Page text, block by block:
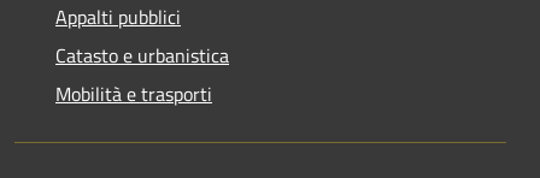
Appalti pubblici
Catasto e urbanistica
Mobilità e trasporti